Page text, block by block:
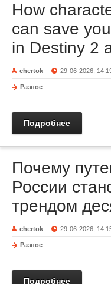
How
can save
in Destiny 2
chertok 29-06-2026,
Разное
Подробнее
Почему
России
трендом
chertok 29-06-2026,
Разное
Подробнее